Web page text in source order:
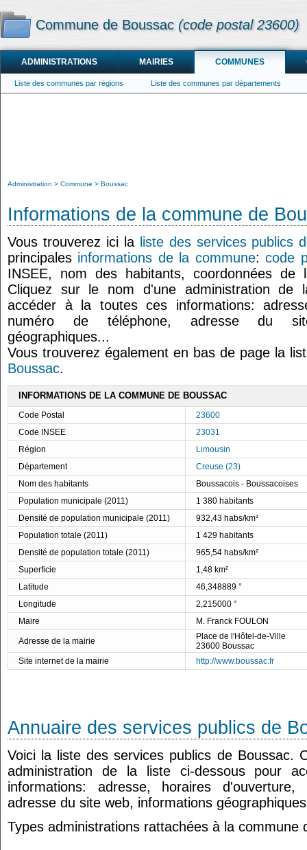
Commune de Boussac (code postal 23600)
ADMINISTRATIONS MAIRIES COMMUNES
Liste des communes par régions Liste des communes par départements
Administration Commune Boussac
Informations de la commune de
Vous trouverez ici la liste des services publics
principales informations de la commune:code
INSEE, nom des habitants, coordonnées
Cliquez sur le nom d'une administration de
accéder à la toutes ces informations:
numéro de téléphone, adresse du
géographiques...
Vous trouverez également en bas de page la
Boussac.
INFORMATIONS DE LA COMMUNE DE BOUSSAC
Code Postal
23600
Code INSEE
23031
Région
Limousin
Département
Creuse (23)
Nom des habitants
Boussacois - Boussacoises
Population municipale (2011)
1 380 habitants
Densité de population municipale (2011)
932,43 habs/km²
Population totale (2011)
1 429 habitants
Densité de population totale (2011)
965,54 habs/km²
Superficie
1,48 km²
Latitude
46,348889 °
Longitude
2,215000 °
Maire
M. Franck FOULON
Adresse de la mairie
Place de l'Hôtel-de-Ville
23600 Boussac
Site internet de la mairie
http://www.boussac.fr
Annuaire des services publics de
Voici la liste des services publics de Boussac.
administration de la liste ci-dessous pour
informations: adresse, horaires
adresse du site web, informations
Types administrations rattachées à la commune